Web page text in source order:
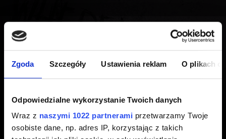
Zgoda Szczegóły Ustawienia reklam O plikach
Odpowiedzialne wykorzystanie Twoich danych
Wraz z naszymi 1022 partnerami przetwarzamy Twoje
osobiste dane, np. adres IP, korzystając z takich
misji nie mogą być umieszczone
Utworzony 2 lata temu Zaktualizowany 1 rok temu